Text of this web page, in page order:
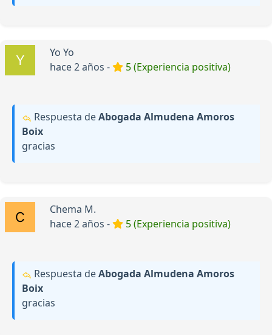
Yo Yo
hace 2 años -
5 (Experiencia positiva)
Respuesta deAbogada Almudena Amoros
Boix
gracias
Chema M.
hace 2 años -
5 (Experiencia positiva)
Respuesta deAbogada Almudena Amoros
Boix
gracias